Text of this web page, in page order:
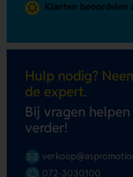
Klanten beoordelen
Hulp nodig?
de expert.
Bij vragen
verder!
072-3030100